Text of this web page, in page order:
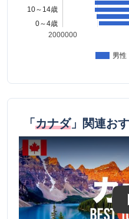
男性
2000000
0～4歳
10～14歳
「カナダ」関連お